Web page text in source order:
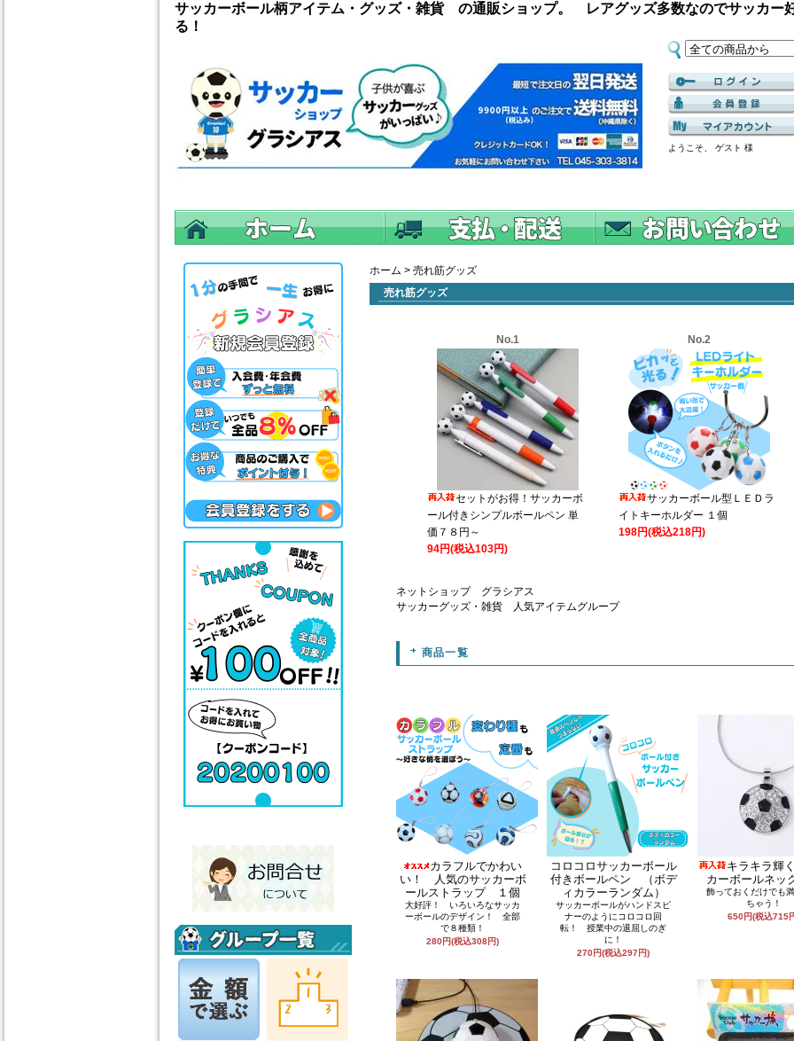
サッカーボール柄アイテム・グッズ・雑貨 の通販ショップ。 レアグッズ多数なのでサッカー
る！
ようこそ、 ゲスト 様
ホーム > 売れ筋グッズ
売れ筋グッズ
No.1
セットがお得！サッカーボ
ール付きシンプルボールペン 単
価７８円～
94円(税込103円)
No.2
サッカーボール型ＬＥＤラ
イトキーホルダー １個
198円(税込218円)
ネットショップ グラシアス
サッカーグッズ・雑貨 人気アイテムグループ
商品一覧
カラフルでかわい
い！ 人気のサッカーボ
ールストラップ １個
大好評！ いろいろなサッカ
ーボールのデザイン！ 全部
で８種類！
280円(税込308円)
コロコロサッカーボール
付きボールペン （ボデ
ィカラーランダム）
サッカーボールがハンドスピ
ナーのようにコロコロ回
転！ 授業中の退屈しのぎ
に！
270円(税込297円)
キラキラ輝
カーボールネッ
飾っておくだけでも
ちゃう！
650円(税込715